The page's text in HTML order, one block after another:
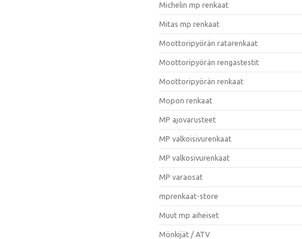
Michelin mp renkaat
Mitas mp renkaat
Moottoripyörän ratarenkaat
Moottoripyörän rengastestit
Moottoripyörän renkaat
Mopon renkaat
MP ajovarusteet
MP valkoisivurenkaat
MP valkosivurenkaat
MP varaosat
mprenkaat-store
Muut mp aiheiset
Mönkijät / ATV